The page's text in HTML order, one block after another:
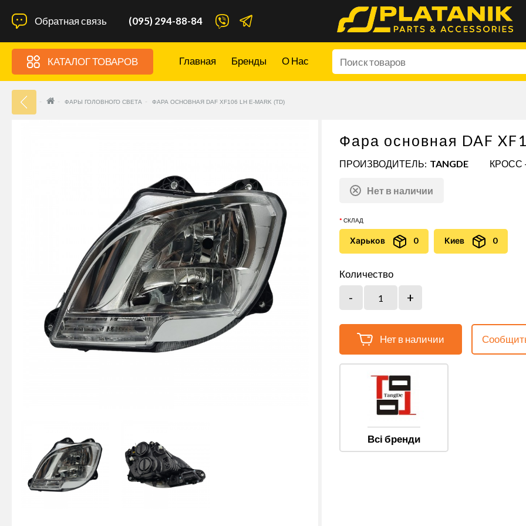
Обратная связь (095) 294-88-84
КАТАЛОГ ТОВАРОВ Главная Бренды О Нас
ФАРЫ ГОЛОВНОГО СВЕТА ФАРА ОСНОВНАЯ DAF XF106 LH E-MARK (TD)
Фара основная DAF
ПРОИЗВОДИТЕЛЬ: TANGDE КРОСС
Нет в наличии
СКЛАД
Харьков 0 Киев 0
Количество
Нет в наличии
Всі бренди